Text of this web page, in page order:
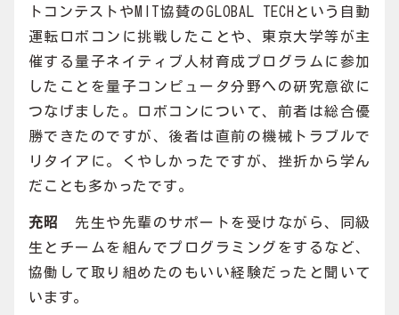
トコンテストやMIT協賛のGLOBAL TECHという自動
運転ロボコンに挑戦したことや、東京大学等が主
催する量子ネイティブ人材育成プログラムに参加
したことを量子コンピュータ分野への研究意欲に
つなげました。ロボコンについて、前者は総合優
勝できたのですが、後者は直前の機械トラブルで
リタイアに。くやしかったですが、挫折から学ん
だことも多かったです。
充昭 先生や先輩のサポートを受けながら、同級
生とチームを組んでプログラミングをするなど、
協働して取り組めたのもいい経験だったと聞いて
います。